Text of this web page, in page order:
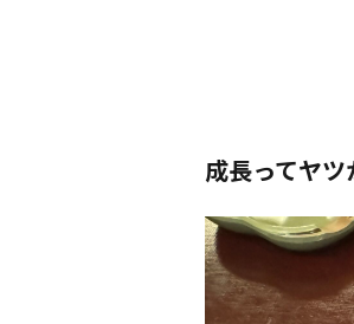
成長ってヤ